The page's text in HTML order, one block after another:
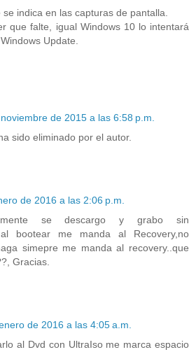
se indica en las capturas de pantalla.
que falte, igual Windows 10 lo intentará
Update.
de 2015 a las 6:58 p.m.
sido eliminado por el autor.
de 2016 a las 2:06 p.m.
se descargo y grabo sin
al bootear me manda al Recovery,no
simepre me manda al recovery..que
Gracias.
de 2016 a las 4:05 a.m.
al Dvd con UltraIso me marca espacio